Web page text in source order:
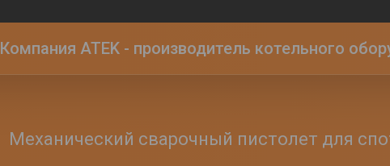
Компания ATEK - производитель котельного
Механический сварочный пистолет для